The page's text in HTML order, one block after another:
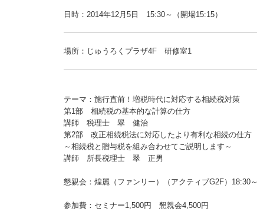
日時：2014年12月5日 15:30～（開場15:15）
場所：じゅうろくプラザ4F 研修室1
テーマ：施行直前！増税時代に対応する相続税対策
第1部 相続税の基本的な計算の仕方
講師 税理士 翠 健治
第2部 改正相続税法に対応したより有利な相続の仕方
～相続税と贈与税を組み合わせてご説明します～
講師 所長税理士 翠 正男
懇親会：煌麗（ファンリー）（アクティブG2F）18:30～
参加費：セミナー1,500円 懇親会4,500円